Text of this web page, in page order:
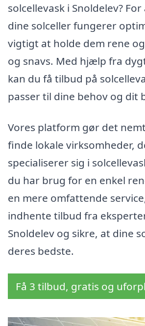
solcellevask i Snoldelev?
dine solceller fungerer
vigtigt at holde dem rene
og snavs. Med hjælp fra
kan du få tilbud på
passer til dine behov og dit
Vores platform gør det
finde lokale virksomheder,
specialiserer sig i
du har brug for en enkel
en mere omfattende
indhente tilbud fra
Snoldelev og sikre, at dine
deres bedste.
Få 3 tilbud, gratis og